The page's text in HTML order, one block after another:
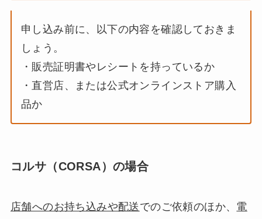
申し込み前に、以下の内容を確認しておきま
しょう。
・販売証明書やレシートを持っているか
・直営店、または公式オンラインストア購入
品か
コルサ（CORSA）の場合
店舗へのお持ち込みや配送 でのご依頼のほか、 電